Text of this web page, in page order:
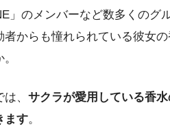
」のメンバーなど数多くのグ
者からも憧れられている彼女
、 サクラが愛用している香
ます。